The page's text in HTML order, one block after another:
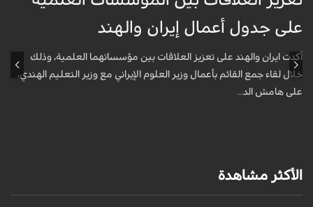
على جدول أعمال إيران والهند
أكدت ايران والهند على تعزيز العلاقات بين مؤسساتهما العلمية، وذلك
خلال لقاء جمع القائم بأعمال وزير العلوم الإيراني مع وزير التعليم الهندي،
على هامش الد...
الأكثر مشاهدة